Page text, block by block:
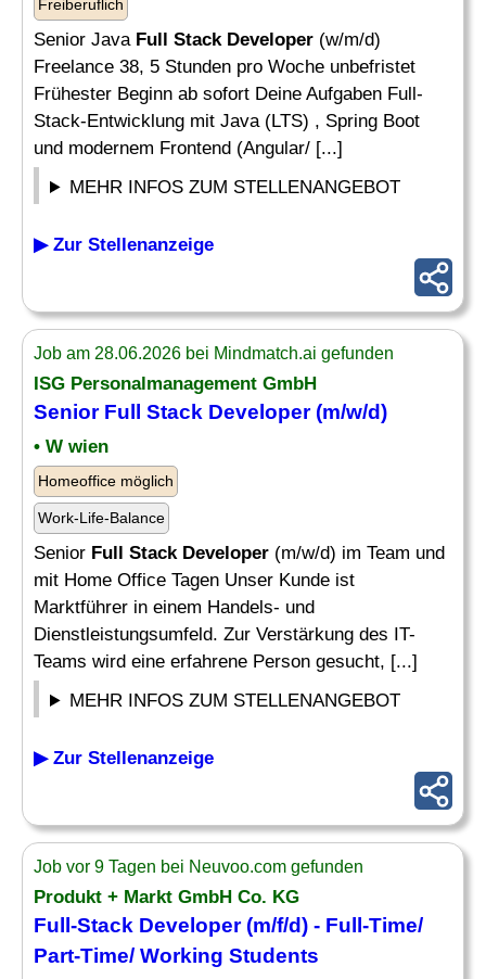
Freiberuflich
Senior Java Full Stack Developer (w/m/d)
Freelance 38, 5 Stunden pro Woche unbefristet
Frühester Beginn ab sofort Deine Aufgaben Full-
Stack-Entwicklung mit Java (LTS) , Spring Boot
und modernem Frontend (Angular/ [...]
MEHR INFOS ZUM STELLENANGEBOT
▶ Zur Stellenanzeige
Job am 28.06.2026 bei Mindmatch.ai gefunden
ISG Personalmanagement GmbH
Senior Full Stack Developer(m/w/d)
• W wien
Homeoffice möglich
Work-Life-Balance
Senior Full Stack Developer (m/w/d) im Team und
mit Home Office Tagen Unser Kunde ist
Marktführer in einem Handels- und
Dienstleistungsumfeld. Zur Verstärkung des IT-
Teams wird eine erfahrene Person gesucht, [...]
MEHR INFOS ZUM STELLENANGEBOT
▶ Zur Stellenanzeige
Job vor 9 Tagen bei Neuvoo.com gefunden
Produkt + Markt GmbH Co. KG
Full-Stack Developer(m/f/d) - Full -Time/
Part-Time/ Working Students